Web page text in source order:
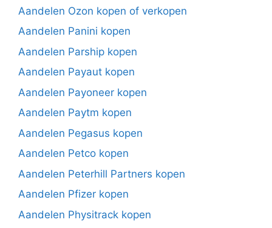
Aandelen Ozon kopen of verkopen
Aandelen Panini kopen
Aandelen Parship kopen
Aandelen Payaut kopen
Aandelen Payoneer kopen
Aandelen Paytm kopen
Aandelen Pegasus kopen
Aandelen Petco kopen
Aandelen Peterhill Partners kopen
Aandelen Pfizer kopen
Aandelen Physitrack kopen